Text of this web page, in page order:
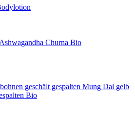
Ashwagandha Churna Bio
Mung Dal gelb
Bio